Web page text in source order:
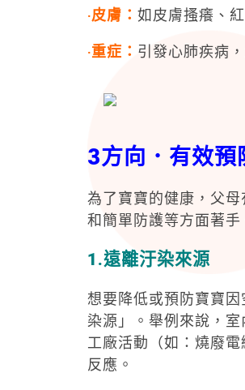
‧皮膚： 如皮膚搔癢、
‧重症： 引發心肺疾病
3方向．有效預
為了寶寶的健康，父
和簡單防護等方面著手
1.遠離汙染來源
想要降低或預防寶寶
染源」。舉例來說，
工廠活動（如：燒廢
反應。